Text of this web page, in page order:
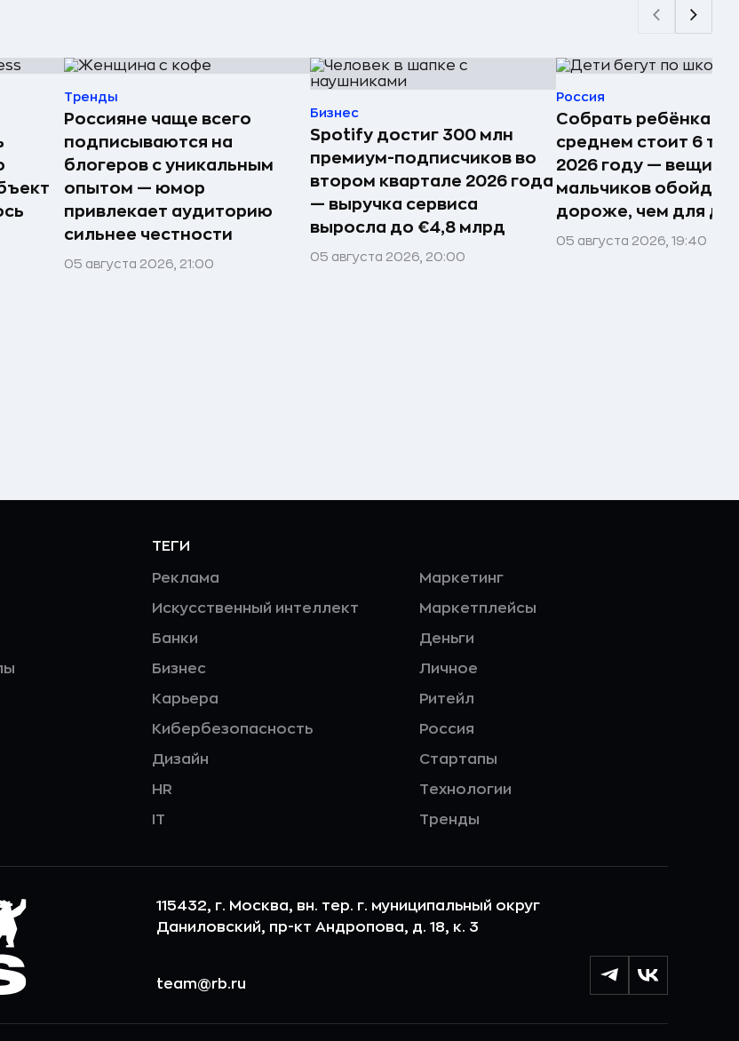
Тренды
Россияне чаще всего
подписываются на
блогеров с уникальным
опытом — юмор
привлекает аудиторию
сильнее честности
05 августа 2026, 21:00
Бизнес
Spotify достиг 300 млн
премиум-подписчиков во
втором квартале 2026 года
— выручка сервиса
выросла до €4,8 млрд
05 августа 2026, 20:00
Россия
Собрать ребёнка в
среднем стоит 6
2026 году — вещи
мальчиков
дороже, чем для
05 августа 2026, 19:40
ТЕГИ
Реклама
Искусственный интеллект
Банки
Бизнес
Карьера
Кибербезопасность
Дизайн
HR
IT
Маркетинг
Маркетплейсы
Деньги
Личное
Ритейл
Россия
Стартапы
Технологии
Тренды
115432, г. Москва, вн. тер. г. муниципальный округ
Даниловский, пр-кт Андропова, д. 18, к. 3
team@rb.ru